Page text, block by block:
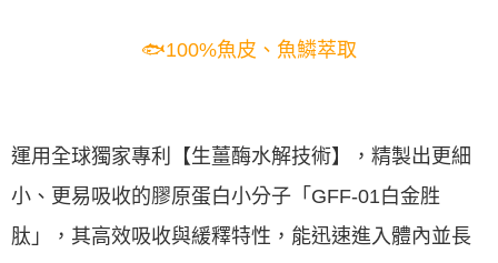
🐟100%魚皮、魚鱗萃取
運用全球獨家專利【生薑酶水解技術】，精製出更細
小、更易吸收的膠原蛋白小分子「GFF-01白金胜
肽」，其高效吸收與緩釋特性，能迅速進入體內並長